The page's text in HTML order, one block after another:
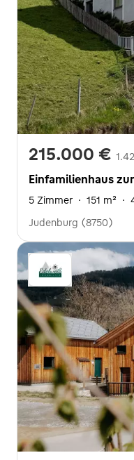
215.000 €
Einfamilienhaus
5 Zimmer · 151 m² ·
Judenburg (8750)